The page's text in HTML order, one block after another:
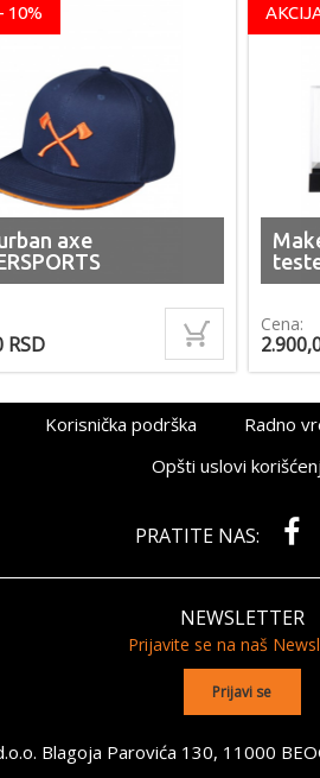
10%
axe
RSD
Cena:
Korisnička podrška Radno
Opšti uslovi
PRATITE NAS:
NEWSLETTER
Prijavite se na naš
Blagoja Parovića 130, 11000